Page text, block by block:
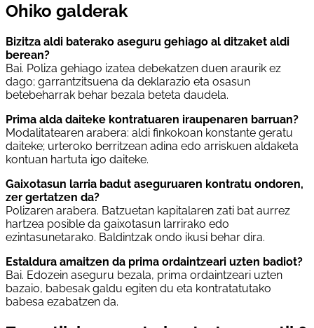
Ohiko galderak
Bizitza aldi baterako aseguru gehiago al ditzaket aldi
berean?
Bai. Poliza gehiago izatea debekatzen duen araurik ez
dago; garrantzitsuena da deklarazio eta osasun
betebeharrak behar bezala beteta daudela.
Prima alda daiteke kontratuaren iraupenaren barruan?
Modalitatearen arabera: aldi finkokoan konstante geratu
daiteke; urteroko berritzean adina edo arriskuen aldaketa
kontuan hartuta igo daiteke.
Gaixotasun larria badut aseguruaren kontratu ondoren,
zer gertatzen da?
Polizaren arabera. Batzuetan kapitalaren zati bat aurrez
hartzea posible da gaixotasun larrirako edo
ezintasunetarako. Baldintzak ondo ikusi behar dira.
Estaldura amaitzen da prima ordaintzeari uzten badiot?
Bai. Edozein aseguru bezala, prima ordaintzeari uzten
bazaio, babesak galdu egiten du eta kontratatutako
babesa ezabatzen da.